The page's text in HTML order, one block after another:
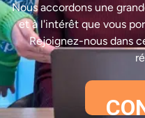
Nous accordons une
et à l'intérêt que vous
Rejoignez-nous dans